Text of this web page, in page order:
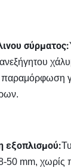
σύρματος:
εξοπλισμού:
50 mm, χωρίς